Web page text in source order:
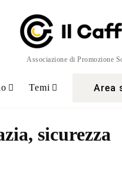
Associazione di Promozione
Temi Area
sicurezza